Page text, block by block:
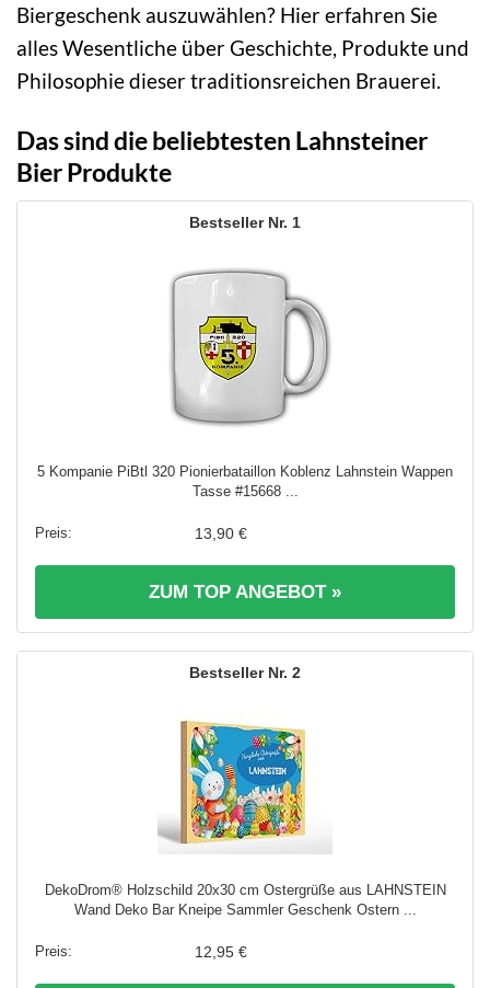
Biergeschenk auszuwählen? Hier erfahren Sie
alles Wesentliche über Geschichte, Produkte und
Philosophie dieser traditionsreichen Brauerei.
Das sind die beliebtesten Lahnsteiner
Bier Produkte
1
5 Kompanie PiBtl 320 Pionierbataillon Koblenz Lahnstein Wappen
Tasse #15668 ...
13,90 €
ZUM TOP ANGEBOT »
2
DekoDrom® Holzschild 20x30 cm Ostergrüße aus LAHNSTEIN
Wand Deko Bar Kneipe Sammler Geschenk Ostern ...
12,95 €